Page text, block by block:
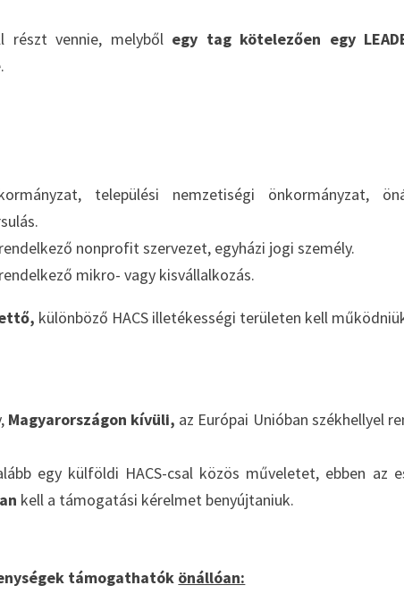
részt vennie, melyből egy tag kötelezően egy
települési nemzetiségi önkormányzat,
nonprofit szervezet, egyházi jogi személy.
mikro- vagy kisvállalkozás.
különböző HACS illetékességi területen kell
Magyarországon kívüli, az Európai Unióban székhellyel
egy külföldi HACS-csal közös műveletet, ebben az
kell a támogatási kérelmet benyújtaniuk.
támogathatók önállóan: